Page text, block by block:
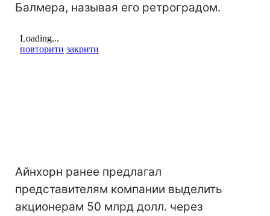
Балмера, называя его ретроградом.
Айнхорн ранее предлагал
представителям компании выделить
акционерам 50 млрд долл. через